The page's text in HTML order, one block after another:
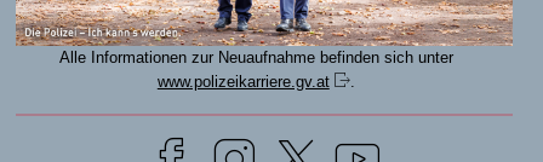
Alle Informationen zur Neuaufnahme befinden sich unter
www.polizeikarriere.gv.at
.